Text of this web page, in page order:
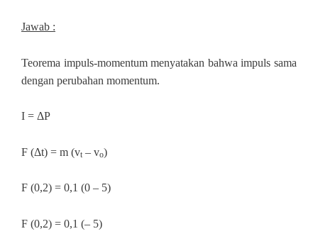
Jawab :
Teorema impuls-momentum menyatakan bahwa impuls sama
dengan perubahan momentum.
I = ΔP
F (Δt) = m (vt – vo)
F (0,2) = 0,1 (0 – 5)
F (0,2) = 0,1 (– 5)